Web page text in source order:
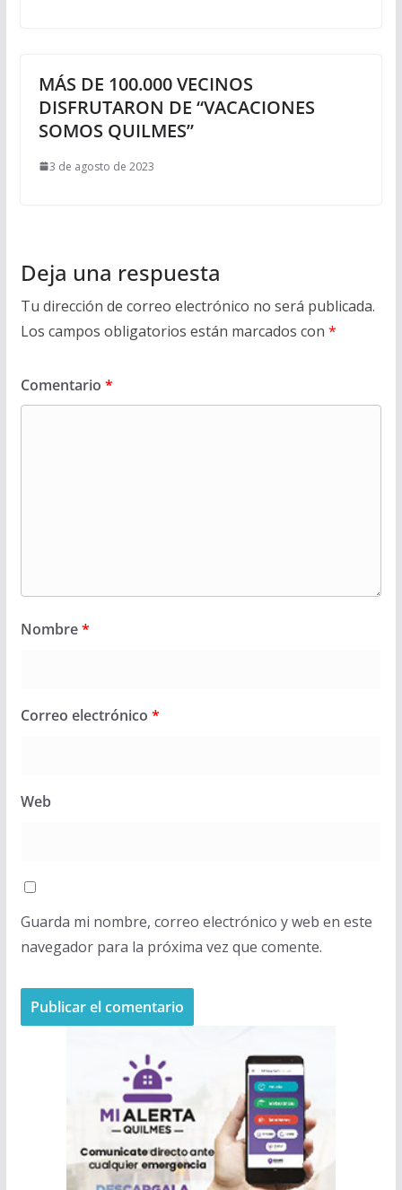
MÁS DE 100.000 VECINOS
DISFRUTARON DE “VACACIONES
SOMOS QUILMES”
3 de agosto de 2023
Deja una respuesta
Tu dirección de correo electrónico no será publicada.
Los campos obligatorios están marcados con *
Comentario *
Nombre*
Correo electrónico *
Web
Guarda mi nombre, correo electrónico y web en este
navegador para la próxima vez que comente.